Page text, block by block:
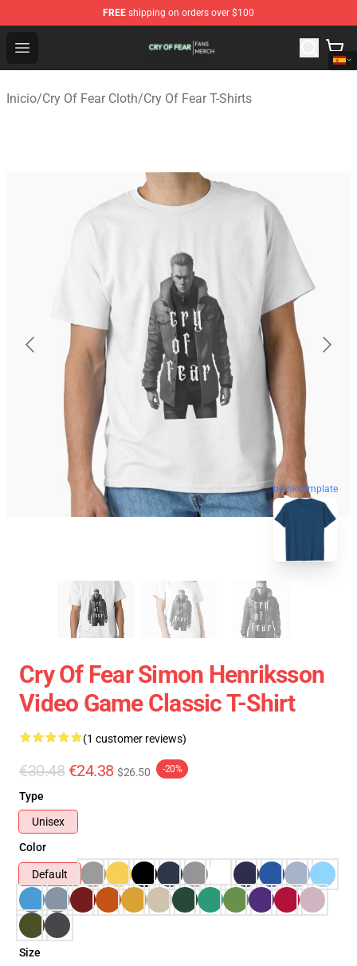
FREE shipping on orders over $100
Open menu
Cry Of Fear Shop - Official Cry Of Fear Merchandise Store
Inicio/Cry Of Fear Cloth/Cry Of Fear T-Shirts
blank template
Cry Of Fear Simon Henriksson
Video Game Classic T-Shirt
(1 customer reviews)
€30.48 €24.38 $26.50 -20%
Type
Unisex
Color
Default
Size